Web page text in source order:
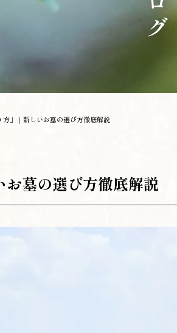
方」｜新しいお墓の選び方徹底解説
お墓の選び方徹底解説